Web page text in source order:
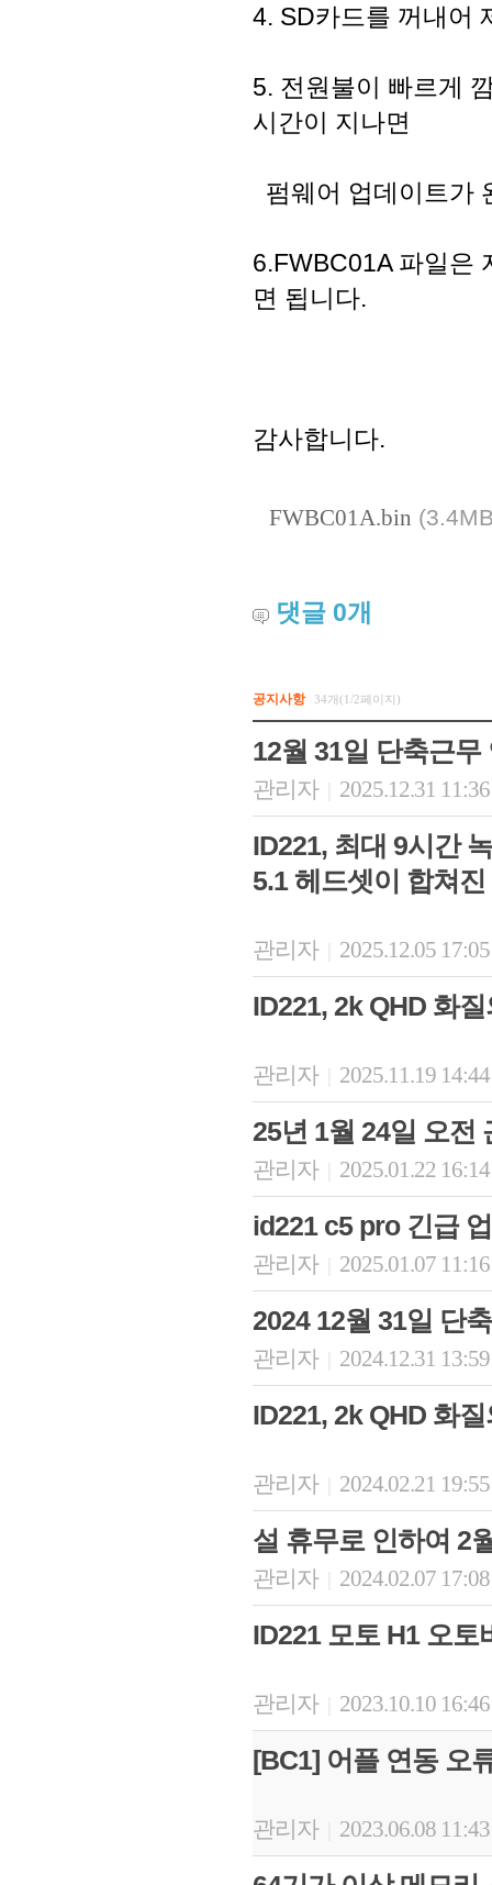
4. SD카드를 꺼내어
5. 전원불이 빠르게
시간이 지나면
펌웨어 업데이트가
6.FWBC01A 파일은
면 됩니다.
감사합니다.
FWBC01A.bin
댓글 0개
공지사항 34개(1/2페이지)
12월 31일 단축근무
관리자 2025.12.31
ID221, 최대 9시간
5.1 헤드셋이 합쳐진
관리자 2025.12.05
ID221, 2k QHD 화
관리자 2025.11.19
25년 1월 24일 오전
관리자 2025.01.22
id221 c5 pro 긴급
관리자 2025.01.07
2024 12월 31일 단
관리자 2024.12.31
ID221, 2k QHD 화
관리자 2024.02.21
설 휴무로 인하여 2
관리자 2024.02.07
ID221 모토 H1 오
관리자 2023.10.10
[BC1] 어플 연동 오
관리자 2023.06.08